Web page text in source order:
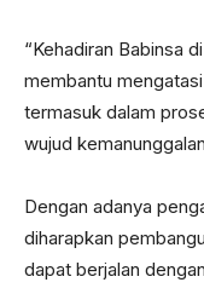
“Kehadiran Babinsa
membantu
termasuk dalam
wujud
Dengan adanya
diharapkan
dapat berjalan